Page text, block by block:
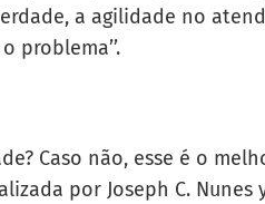
a agilidade no
Caso não, esse é o
por Joseph C. Nunes